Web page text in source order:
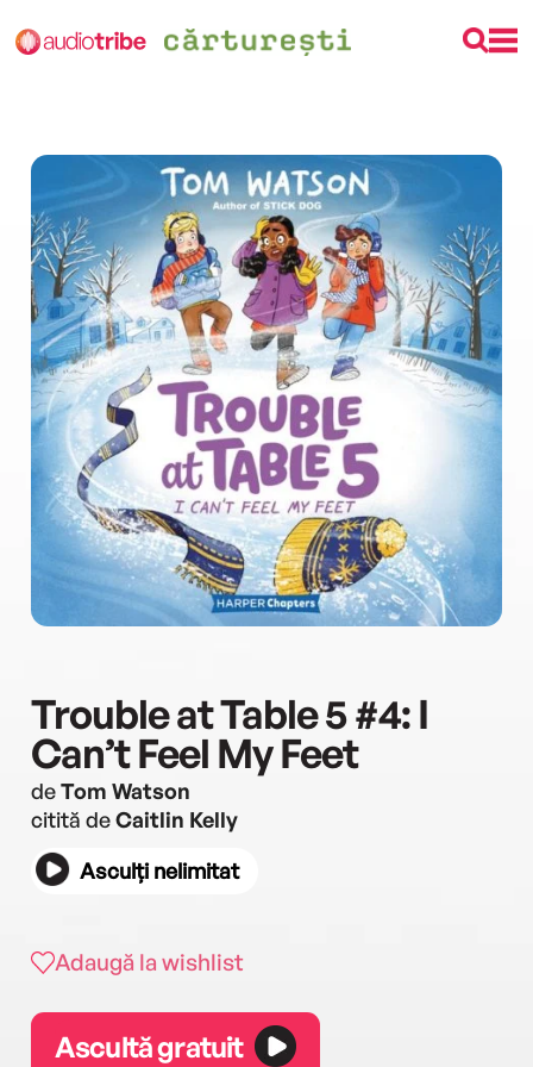
Trouble at Table 5 #4: I
Can’t Feel My Feet
deTom Watson
citită deCaitlin Kelly
Asculți nelimitat
Adaugă la wishlist
Ascultă gratuit